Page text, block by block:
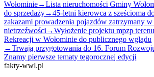
Wołominie→Lista nieruchomości Gminy
do sprzedaży→45-letni kierowca z sześcioma
zakazami prowadzenia pojazdów zatrzymany w
nietrzeźwości →Wyłożenie projektu mpzp
Rekreacji w Wołominie do publicznego wglądu
→Trwają przygotowania do 16. Forum
Znamy pierwsze tematy tegorocznej edycji
fakty-wwl.pl